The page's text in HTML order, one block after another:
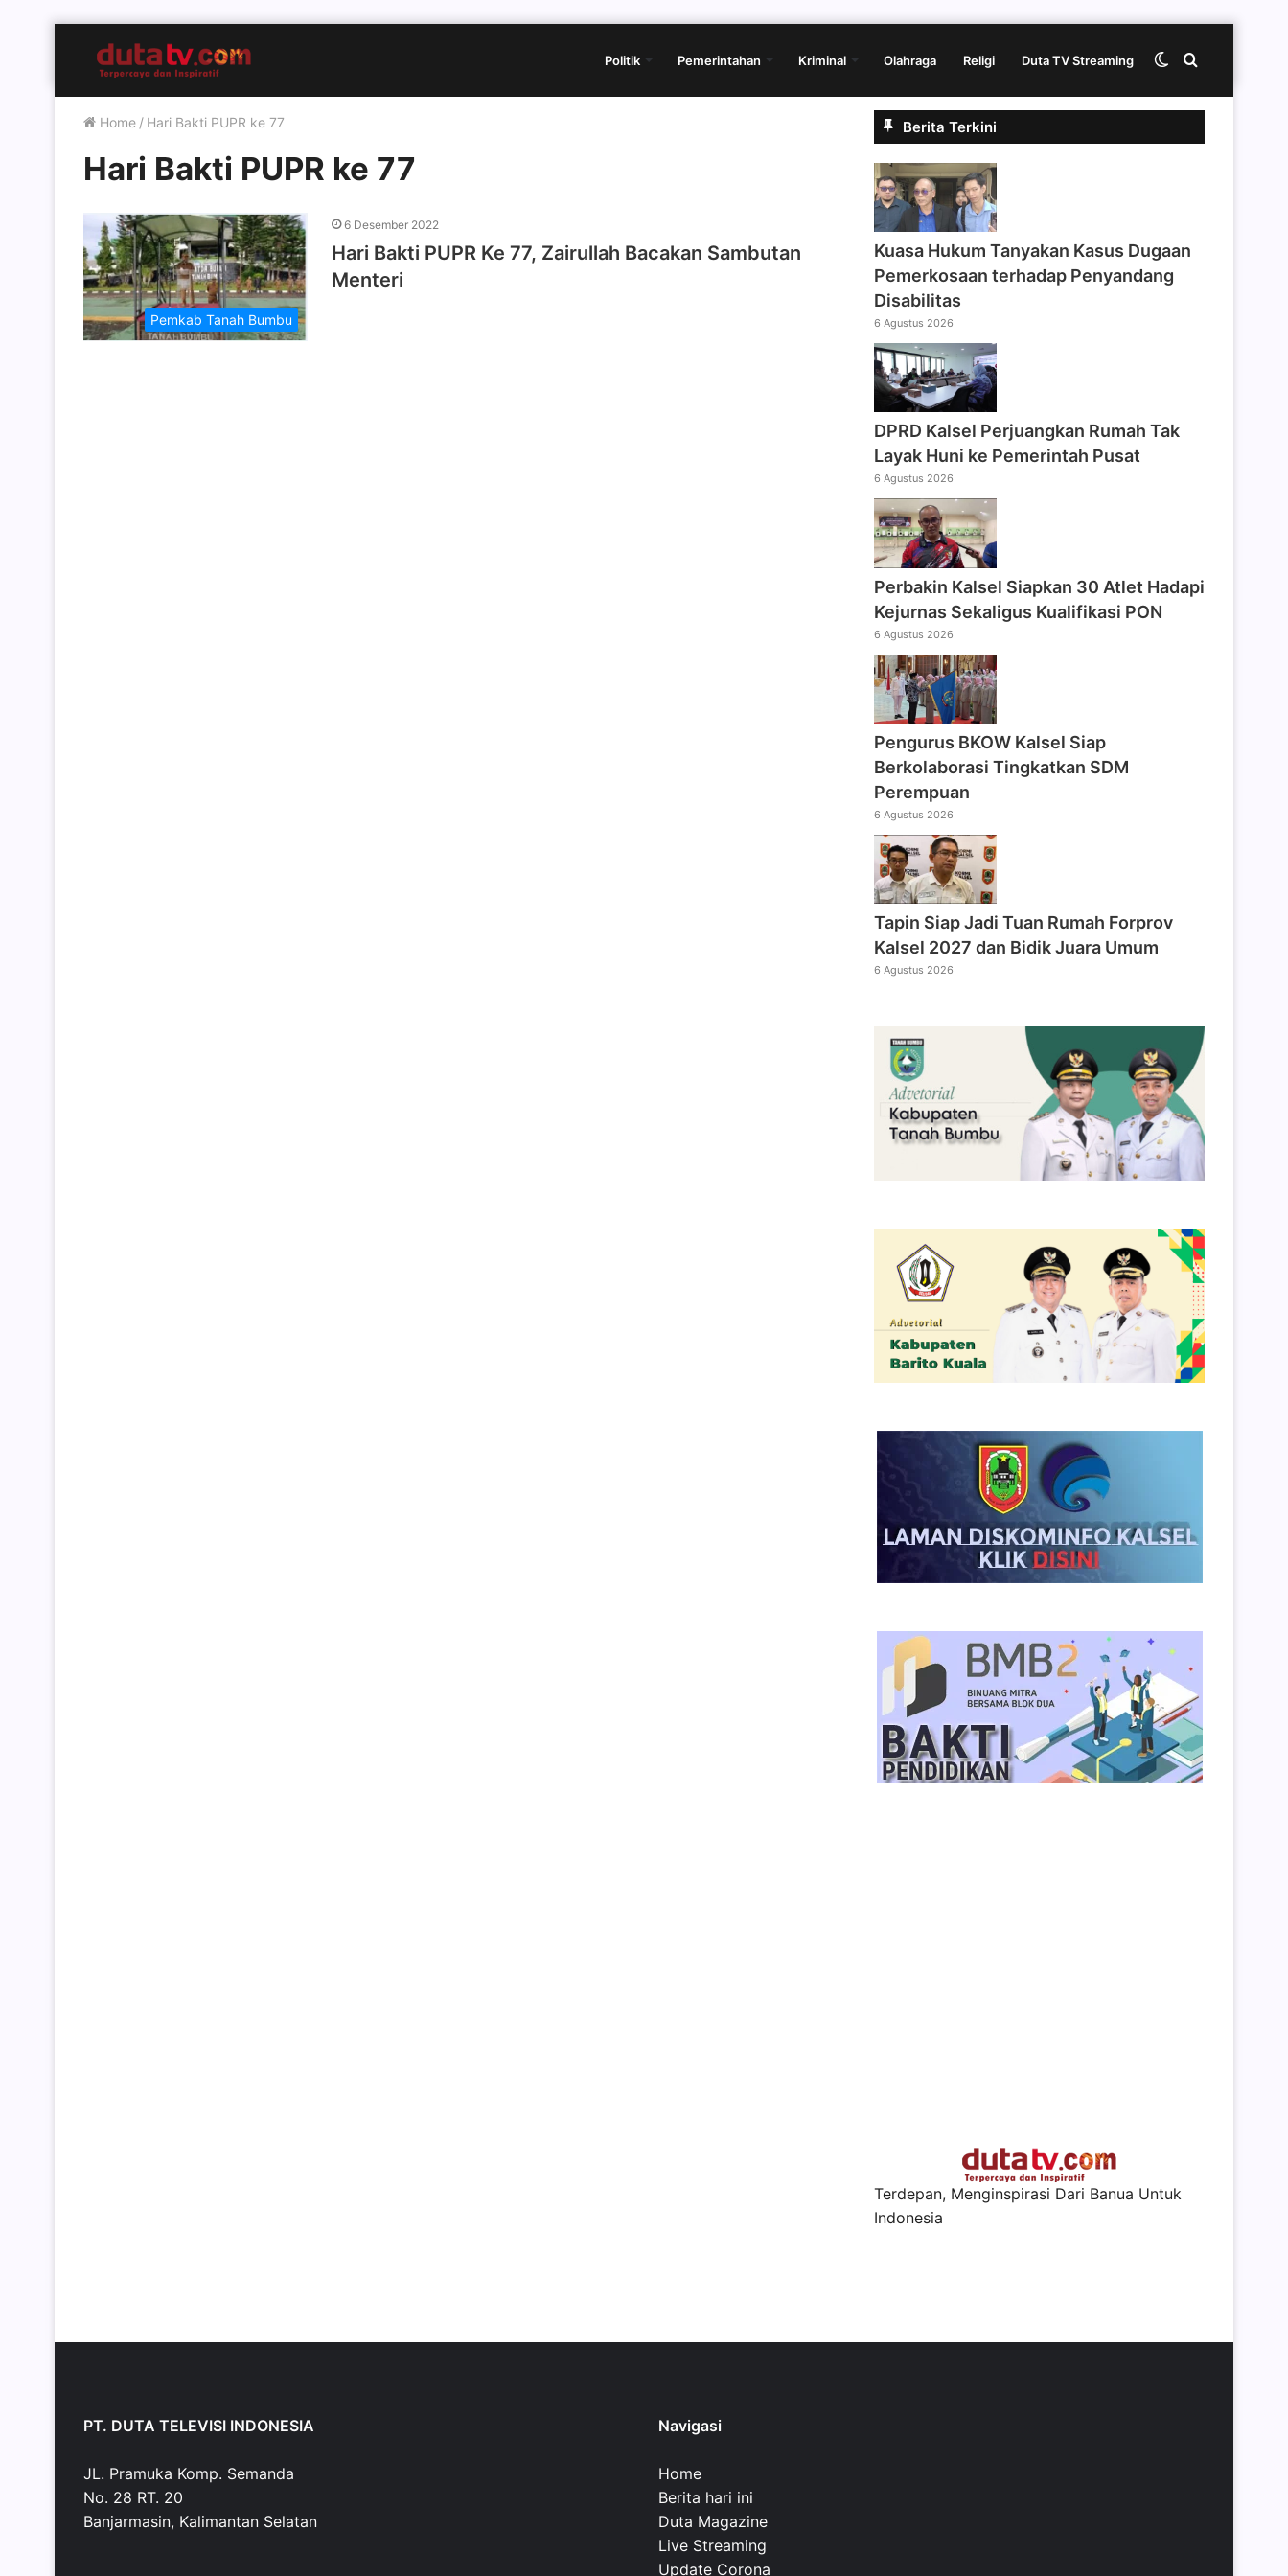
Politik Pemerintahan Kriminal Olahraga Religi Duta TV Streaming Cari
Switch
Home / Hari Bakti PUPR ke 77
Hari Bakti PUPR ke 77
Pemkab Tanah Bumbu
6 Desember 2022
Hari Bakti PUPR Ke 77, Zairullah Bacakan Sambutan
Menteri
Berita Terkini
Kuasa Hukum Tanyakan Kasus Dugaan
Pemerkosaan terhadap Penyandang
Disabilitas
6 Agustus 2026
DPRD Kalsel Perjuangkan Rumah Tak
Layak Huni ke Pemerintah Pusat
6 Agustus 2026
Perbakin Kalsel Siapkan 30 Atlet Hadapi
Kejurnas Sekaligus Kualifikasi PON
6 Agustus 2026
Pengurus BKOW Kalsel Siap
Berkolaborasi Tingkatkan SDM
Perempuan
6 Agustus 2026
Tapin Siap Jadi Tuan Rumah Forprov
Kalsel 2027 dan Bidik Juara Umum
6 Agustus 2026
Terdepan, Menginspirasi Dari Banua Untuk
Indonesia
PT. DUTA TELEVISI INDONESIA
JL. Pramuka Komp. Semanda
No. 28 RT. 20
Banjarmasin, Kalimantan Selatan
Navigasi
Home
Berita hari ini
Duta Magazine
Live Streaming
Update Corona